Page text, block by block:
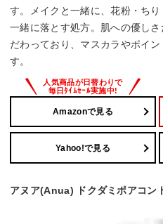
す。メイクと一緒に、花粉・ち
一緒に落とす処方。肌への優し
だわっており、マスカラやポイ
す。
Amazonで見る
Yahoo!で見る
アヌア(Anua) ドクダミポアコン